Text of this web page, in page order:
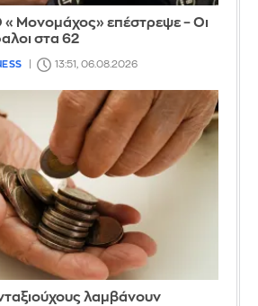
«Μονομάχος» επέστρεψε – Οι
στα 62
13:51, 06.08.2026
λαμβάνουν